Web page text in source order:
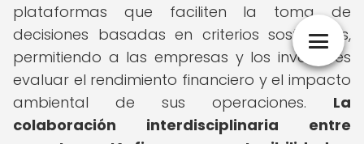
plataformas que faciliten la toma de
decisiones basadas en criterios sostenibles,
permitiendo a las empresas y los inversores
evaluar el rendimiento financiero y el impacto
ambiental de sus operaciones. La
colaboración interdisciplinaria entre